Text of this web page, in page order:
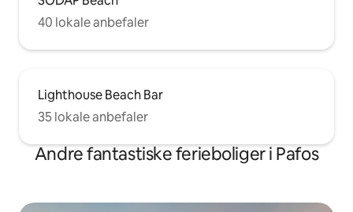
40 lokale anbefaler
Lighthouse Beach Bar
35 lokale anbefaler
Andre fantastiske ferieboliger i Pafos